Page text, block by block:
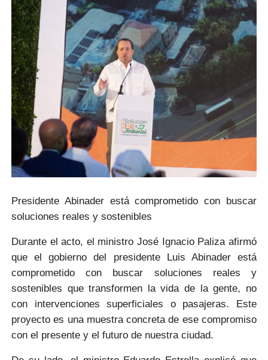
Presidente Abinader está comprometido con buscar
soluciones reales y sostenibles
Durante el acto, el ministro José Ignacio Paliza afirmó
que elgobierno del presidente Luis Abinaderestá
comprometido con buscar soluciones reales y
sostenibles que transformen la vida de la gente, no
con intervenciones superficiales o pasajeras. Este
proyecto es una muestra concreta de esecompromiso
con el presente y el futurode nuestra ciudad.